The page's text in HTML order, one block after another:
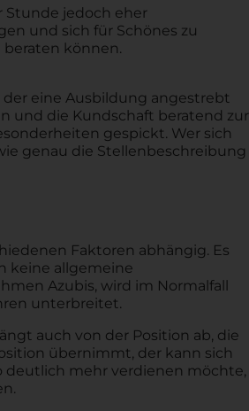
Stunde jedoch eher
und sich für Schönes zu
können.
eine Ausbildung angestrebt
und die Kundschaft beratend zur
gespickt. Wer sich
genau die Stellenbeschreibung
Faktoren abhängig. Es
keine allgemeine
Azubis, wird im Normalfall
unterbreitet.
auch von der Position ab, die
übernimmt, der kann sich
deutlich mehr verdienen möchte,